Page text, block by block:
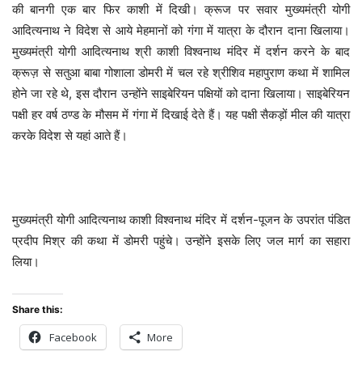
की बानगी एक बार फिर काशी में दिखी। क्रूज पर सवार मुख्यमंत्री योगी
आदित्यनाथ ने विदेश से आये मेहमानों को गंगा में यात्रा के दौरान दाना खिलाया।
मुख्यमंत्री योगी आदित्यनाथ श्री काशी विश्वनाथ मंदिर में दर्शन करने के बाद
क्रूज़ से सतुआ बाबा गोशाला डोमरी में चल रहे श्रीशिव महापुराण कथा में शामिल
होने जा रहे थे, इस दौरान उन्होंने साइबेरियन पक्षियों को दाना खिलाया। साइबेरियन
पक्षी हर वर्ष ठण्ड के मौसम में गंगा में दिखाई देते हैं। यह पक्षी सैकड़ों मील की यात्रा
करके विदेश से यहां आते हैं।
मुख्यमंत्री योगी आदित्यनाथ काशी विश्वनाथ मंदिर में दर्शन-पूजन के उपरांत पंडित
प्रदीप मिश्र की कथा में डोमरी पहुंचे। उन्होंने इसके लिए जल मार्ग का सहारा
लिया।
Share this:
Facebook More